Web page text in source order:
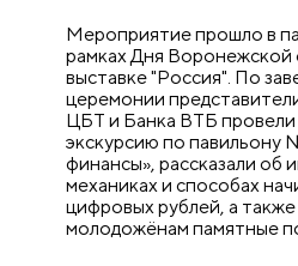
Мероприятие прошло в
рамках Дня Воронежской
выставке "Россия". По
церемонии
ЦБТ и Банка ВТБ
экскурсию по павильону
финансы», рассказали об
механиках и способах
цифровых рублей, а также
молодожёнам памятные